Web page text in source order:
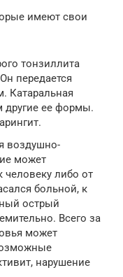
имеют свои
тонзиллита
передается
Катаральная
другие ее формы.
воздушно-
может
человеку либо от
больной, к
острый
Всего за
может
нарушение